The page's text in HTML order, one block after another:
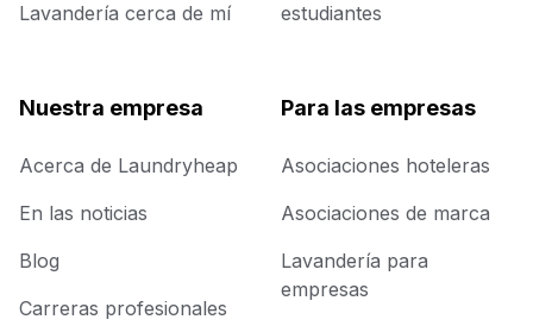
Lavandería cerca de mí
estudiantes
Nuestra empresa
Acerca de Laundryheap
En las noticias
Blog
Carreras profesionales
Para las empresas
Asociaciones hoteleras
Asociaciones de marca
Lavandería para
empresas